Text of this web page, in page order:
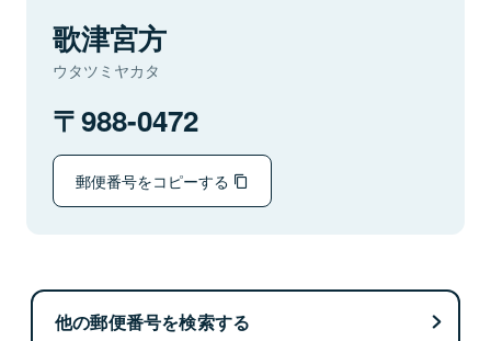
歌津宮方
ウタツミヤカタ
988-0472
郵便番号をコピーする
他の郵便番号を検索する